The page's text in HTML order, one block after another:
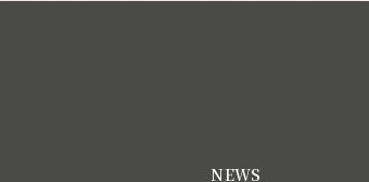
NEWS